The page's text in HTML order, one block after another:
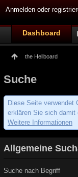
Anmelden oder
Dashboard
the Hellboard
Suche
Diese Seite verwendet
erklären Sie sich damit
Weitere Informationen
Allgemeine
Suche nach Begriff